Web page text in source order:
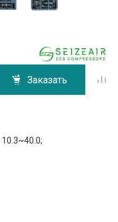
Заказать
10.3~40.0;